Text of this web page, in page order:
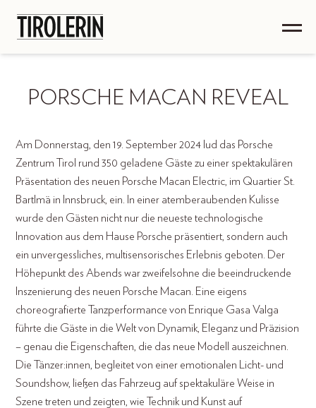
PORSCHE MACAN REVEAL
Am Donnerstag, den 19. September 2024 lud das Porsche
Zentrum Tirol rund 350 geladene Gäste zu einer spektakulären
Präsentation des neuen Porsche Macan Electric, im Quartier St.
Bartlmä in Innsbruck, ein. In einer atemberaubenden Kulisse
wurde den Gästen nicht nur die neueste technologische
Innovation aus dem Hause Porsche präsentiert, sondern auch
ein unvergessliches, multisensorisches Erlebnis geboten. Der
Höhepunkt des Abends war zweifelsohne die beeindruckende
Inszenierung des neuen Porsche Macan. Eine eigens
choreografierte Tanzperformance von Enrique Gasa Valga
führte die Gäste in die Welt von Dynamik, Eleganz und Präzision
– genau die Eigenschaften, die das neue Modell auszeichnen.
Die Tänzer:innen, begleitet von einer emotionalen Licht- und
Soundshow, ließen das Fahrzeug auf spektakuläre Weise in
Szene treten und zeigten, wie Technik und Kunst auf